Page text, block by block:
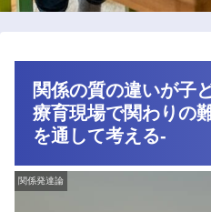
関係の質の違いが子
療育現場で関わりの
を通して考える-
関係発達論